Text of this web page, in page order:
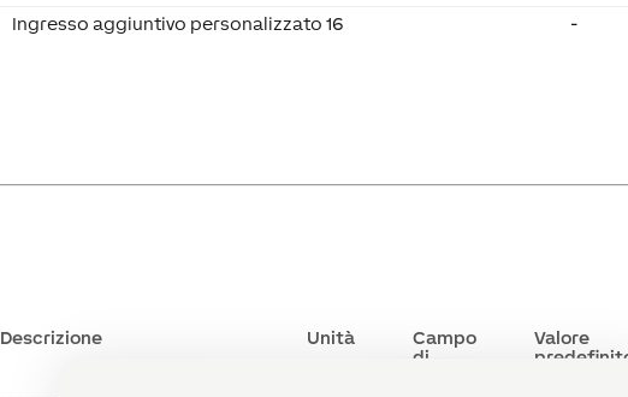
Ingresso aggiuntivo personalizzato 16 -
Descrizione Unità
Campo
di
Valore